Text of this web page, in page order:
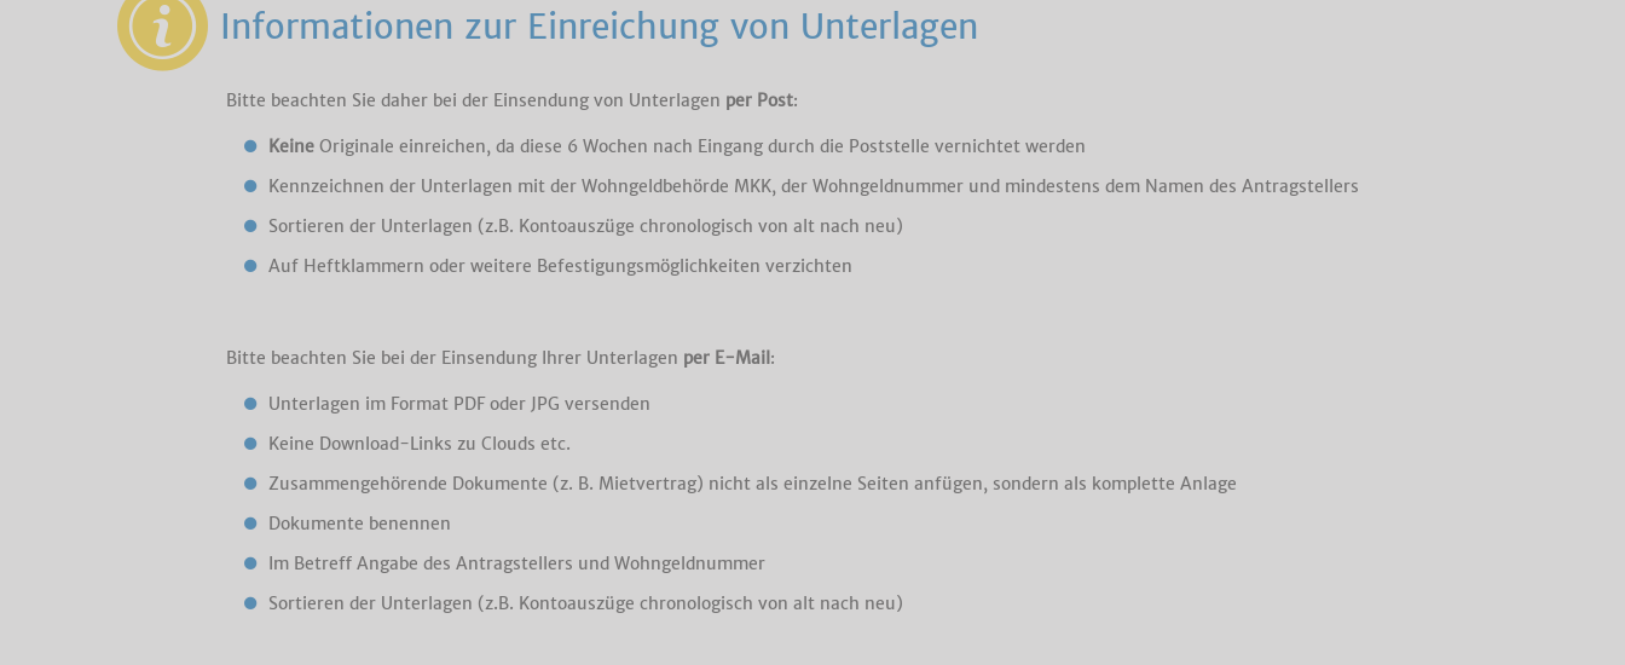
Informationen zur Einreichung von Unterlagen
Bitte beachten Sie daher bei der Einsendung von Unterlagen per Post:
Keine Originale einreichen, da diese 6 Wochen nach Eingang durch die Poststelle vernichtet werden
Kennzeichnen der Unterlagen mit der Wohngeldbehörde MKK, der Wohngeldnummer und mindestens dem Namen des Antragstellers
Sortieren der Unterlagen (z.B. Kontoauszüge chronologisch von alt nach neu)
Auf Heftklammern oder weitere Befestigungsmöglichkeiten verzichten
Bitte beachten Sie bei der Einsendung Ihrer Unterlagen per E-Mail:
Unterlagen im Format PDF oder JPG versenden
Keine Download-Links zu Clouds etc.
Zusammengehörende Dokumente (z. B. Mietvertrag) nicht als einzelne Seiten anfügen, sondern als komplette Anlage
Dokumente benennen
Im Betreff Angabe des Antragstellers und Wohngeldnummer
Sortieren der Unterlagen (z.B. Kontoauszüge chronologisch von alt nach neu)